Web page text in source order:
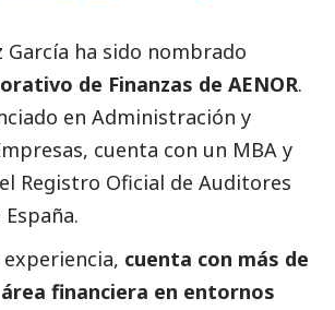
García ha sido nombrado
de Finanzas de AENOR.
en Administración y
cuenta con un MBA y
Registro Oficial de Auditores
experiencia, cuenta con más de
financiera en entornos